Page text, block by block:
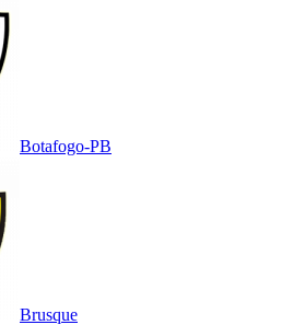
Botafogo-PB
Brusque